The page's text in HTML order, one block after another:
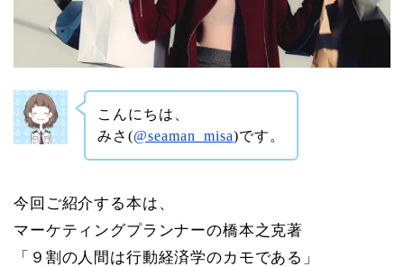
こんにちは、
みさ(@seaman_misa)です。
今回ご紹介する本は、
マーケティングプランナーの橋本之克著
「９割の人間は行動経済学のカモである」